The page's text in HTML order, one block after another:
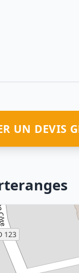
UN DEVIS